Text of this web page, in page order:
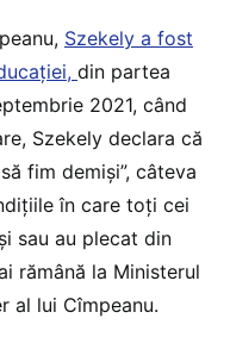
Szekely a fost
din partea
2021, când
Szekely declara că
fim demiși”, câteva
în care toți cei
sau au plecat din
rămână la Ministerul
al lui Cîmpeanu.